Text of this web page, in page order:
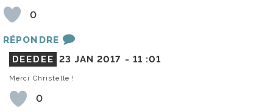
0
RÉPONDRE
DEEDEE 23 JAN 2017 - 11 :01
Merci Christelle !
0